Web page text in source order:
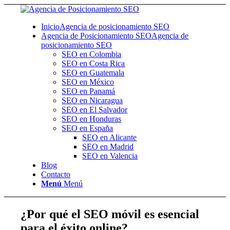
InicioAgencia de posicionamiento SEO
Agencia de Posicionamiento SEOAgencia de
posicionamiento SEO
SEO en Colombia
SEO en Costa Rica
SEO en Guatemala
SEO en México
SEO en Panamá
SEO en Nicaragua
SEO en El Salvador
SEO en Honduras
SEO en España
SEO en Alicante
SEO en Madrid
SEO en Valencia
Blog
Contacto
Menú Menú
¿Por qué el SEO móvil es esencial